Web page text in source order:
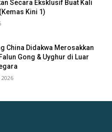
Secara Eksklusif Buat Kali
Kini 1)
China Didakwa Merosakkan
Gong & Uyghur di Luar